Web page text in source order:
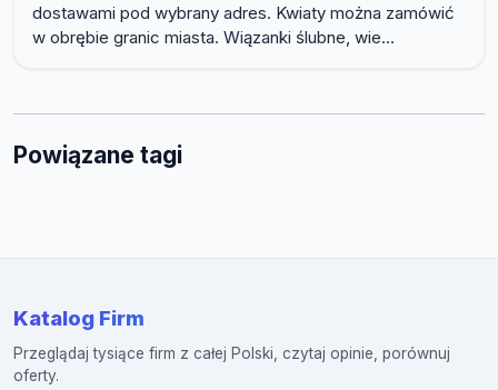
dostawami pod wybrany adres. Kwiaty można zamówić
w obrębie granic miasta. Wiązanki ślubne, wie...
Powiązane tagi
Katalog Firm
Przeglądaj tysiące firm z całej Polski, czytaj opinie, porównuj
oferty.